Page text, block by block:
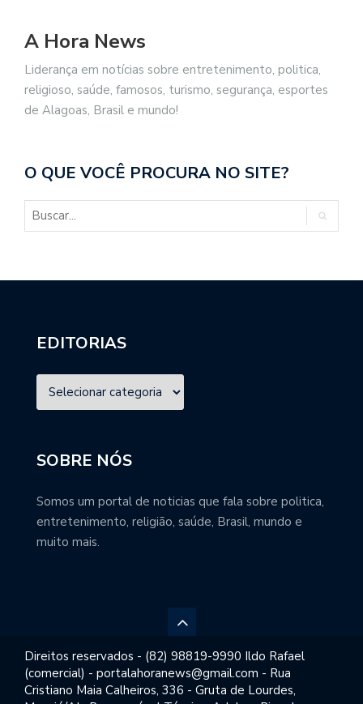
A Hora News
Liderança em notícias sobre entretenimento, politica,
religioso, saúde, famosos, turismo, segurança, esportes
de Alagoas, Brasil e mundo!
O QUE VOCÊ PROCURA NO SITE?
EDITORIAS
SOBRE NÓS
Somos um portal de noticias que fala sobre politica,
entretenimento, religião, saúde, Brasil, mundo e
muito mais.
Direitos reservados - (82) 98819-9990 Ildo Rafael
(comercial) - portalahoranews@gmail.com - Rua
Cristiano Maia Calheiros, 336 - Gruta de Lourdes,